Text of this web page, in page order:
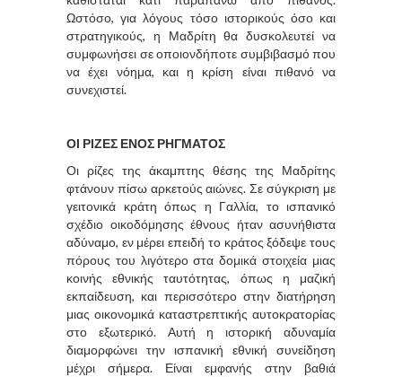
Ωστόσο, για λόγους τόσο ιστορικούς όσο και
στρατηγικούς, η Μαδρίτη θα δυσκολευτεί να
συμφωνήσει σε οποιονδήποτε συμβιβασμό που
να έχει νόημα, και η κρίση είναι πιθανό να
συνεχιστεί.
ΟΙ ΡΙΖΕΣ ΕΝΟΣ ΡΗΓΜΑΤΟΣ
Οι ρίζες της άκαμπτης θέσης της Μαδρίτης
φτάνουν πίσω αρκετούς αιώνες. Σε σύγκριση με
γειτονικά κράτη όπως η Γαλλία, το ισπανικό
σχέδιο οικοδόμησης έθνους ήταν ασυνήθιστα
αδύναμο, εν μέρει επειδή το κράτος ξόδεψε τους
πόρους του λιγότερο στα δομικά στοιχεία μιας
κοινής εθνικής ταυτότητας, όπως η μαζική
εκπαίδευση, και περισσότερο στην διατήρηση
μιας οικονομικά καταστρεπτικής αυτοκρατορίας
στο εξωτερικό. Αυτή η ιστορική αδυναμία
διαμορφώνει την ισπανική εθνική συνείδηση
μέχρι σήμερα. Είναι εμφανής στην βαθιά